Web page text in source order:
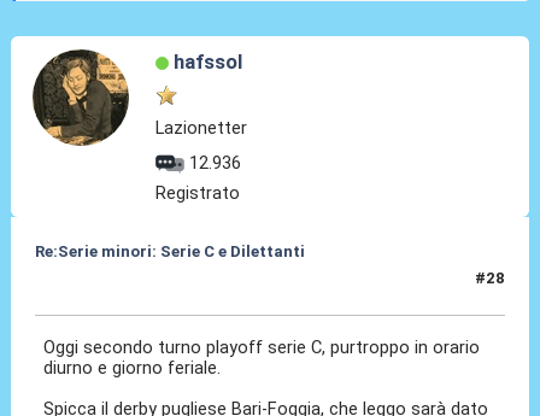
hafssol
Lazionetter
12.936
Registrato
Re:Serie minori: Serie C e Dilettanti
#28
Oggi secondo turno playoff serie C, purtroppo in orario
diurno e giorno feriale.
Spicca il derby pugliese Bari-Foggia, che leggo sarà dato